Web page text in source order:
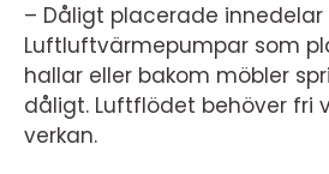
– Dåligt placerade innedelar
Luftluftvärmepumpar som
hallar eller bakom möbler
dåligt. Luftflödet behöver fri
verkan.